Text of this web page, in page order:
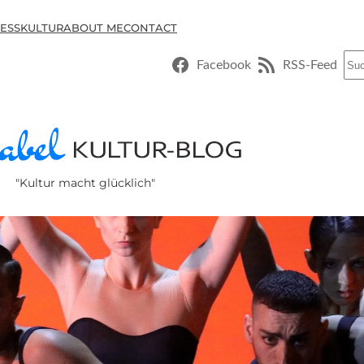
ESSKULTURABOUT MECONTACT
Facebook RSS-Feed
"Kultur macht glücklich"